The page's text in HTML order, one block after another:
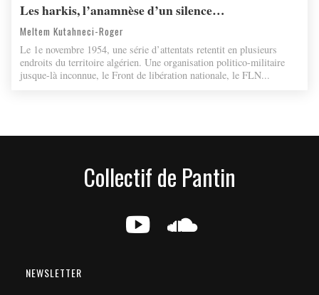
Les harkis, l’anamnèse d’un silence…
Meltem Kutahneci-Roger
Le 1e novembre 1954, une série d’attentats retentit en plusieurs
endroits du territoire algérien. Une organisation politico-militaire
jusque-là inconnue, le Front de libération nationale, le FLN...
Collectif de Pantin
g e
NEWSLETTER